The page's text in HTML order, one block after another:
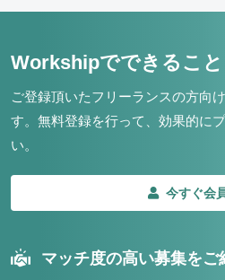
Workshipでできること
ご登録頂いたフリーランスの方向
す。 無料登録を行って、効果的に
い。
今すぐ会
マッチ度の高い募集をご